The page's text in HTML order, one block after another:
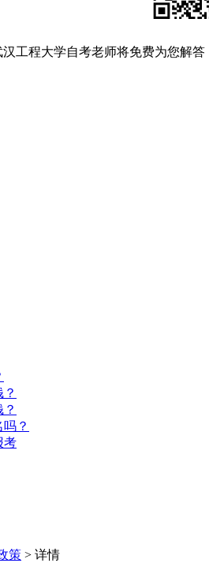
工程大学自考老师将免费为您解答
？
考
策 > 详情